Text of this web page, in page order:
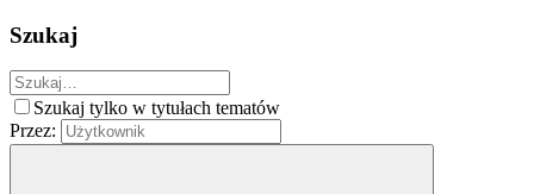
Szukaj
Szukaj tylko w tytułach tematów
Przez: